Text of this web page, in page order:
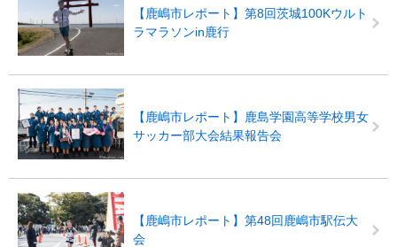
【鹿嶋市レポート】第8回茨城100Kウルト
ラマラソンin鹿行
【鹿嶋市レポート】鹿島学園高等学校男女
サッカー部大会結果報告会
【鹿嶋市レポート】第48回鹿嶋市駅伝大
会